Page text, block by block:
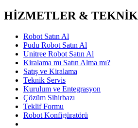
HİZMETLER & TEKNİK
Robot Satın Al
Pudu Robot Satın Al
Unitree Robot Satın Al
Kiralama mı Satın Alma mı?
Satış ve Kiralama
Teknik Servis
Kurulum ve Entegrasyon
Çözüm Sihirbazı
Teklif Formu
Robot Konfigüratörü